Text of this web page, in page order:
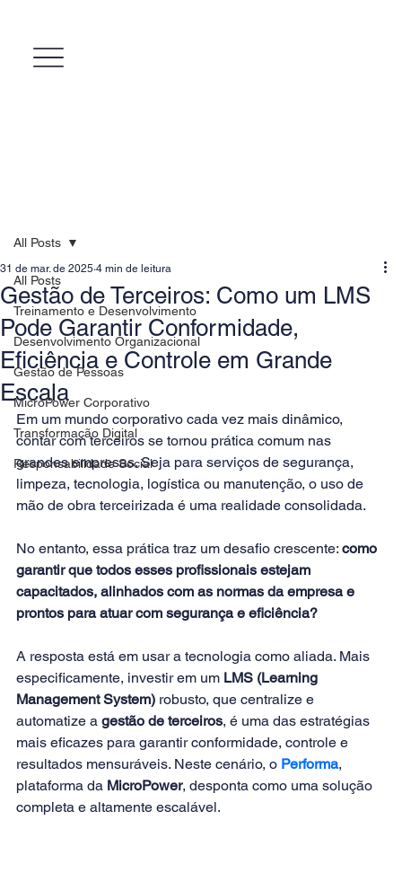
All Posts
Treinamento e Desenvolvimento
Desenvolvimento Organizacional
Gestão de Pessoas
MicroPower Corporativo
Transformação Digital
Responsabilidade Social
All Posts
Gestão de Terceiros: Como um LMS
Pode Garantir Conformidade,
Eficiência e Controle em Grande
Escala
31 de mar. de 2025 4 min de leitura
Em um mundo corporativo cada vez mais dinâmico,
contar com terceiros se tornou prática comum nas
grandes empresas. Seja para serviços de segurança,
limpeza, tecnologia, logística ou manutenção, o uso de
mão de obra terceirizada é uma realidade consolidada.
No entanto, essa prática traz um desafio crescente: como
garantir que todos esses profissionais estejam
capacitados, alinhados com as normas da empresa e
prontos para atuar com segurança e eficiência?
A resposta está em usar a tecnologia como aliada. Mais
especificamente, investir em um LMS (Learning
Management System) robusto, que centralize e
automatize a gestão de terceiros, é uma das estratégias
mais eficazes para garantir conformidade, controle e
resultados mensuráveis. Neste cenário, o Performa,
plataforma da MicroPower, desponta como uma solução
completa e altamente escalável.